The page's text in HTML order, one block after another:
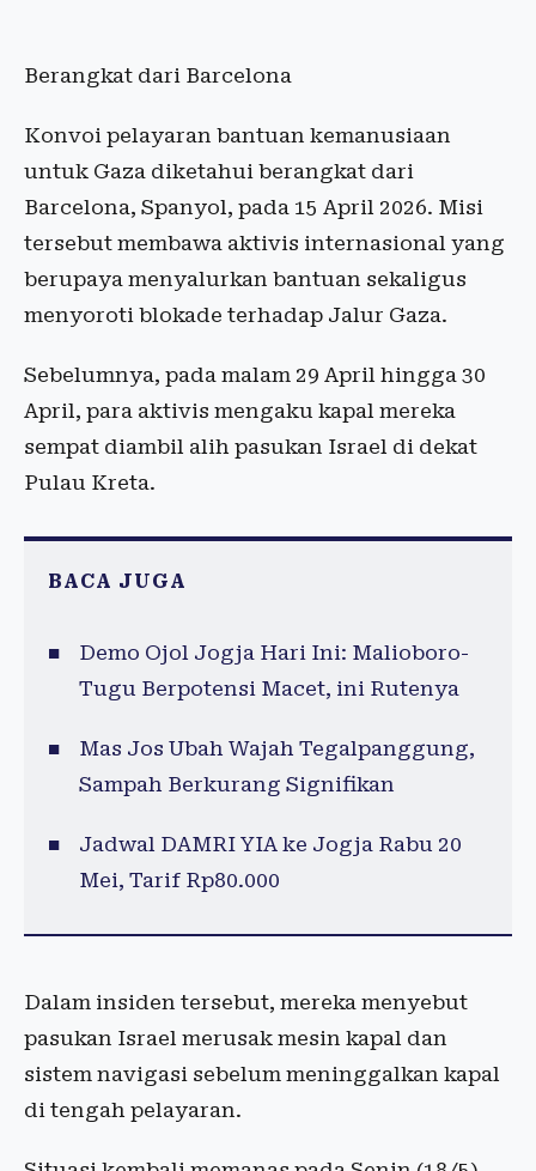
Berangkat dari Barcelona
Konvoi pelayaran bantuan kemanusiaan
untuk Gaza diketahui berangkat dari
Barcelona, Spanyol, pada 15 April 2026. Misi
tersebut membawa aktivis internasional yang
berupaya menyalurkan bantuan sekaligus
menyoroti blokade terhadap Jalur Gaza.
Sebelumnya, pada malam 29 April hingga 30
April, para aktivis mengaku kapal mereka
sempat diambil alih pasukan Israel di dekat
Pulau Kreta.
BACA JUGA
Demo Ojol Jogja Hari Ini: Malioboro-
Tugu Berpotensi Macet, ini Rutenya
Mas Jos Ubah Wajah Tegalpanggung,
Sampah Berkurang Signifikan
Jadwal DAMRI YIA ke Jogja Rabu 20
Mei, Tarif Rp80.000
Dalam insiden tersebut, mereka menyebut
pasukan Israel merusak mesin kapal dan
sistem navigasi sebelum meninggalkan kapal
di tengah pelayaran.